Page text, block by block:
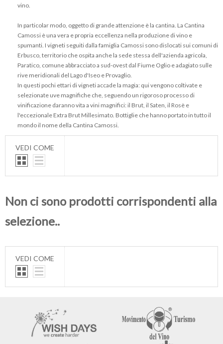
vino.
In particolar modo, oggetto di grande attenzione è la cantina. La Cantina
Camossi è una vera e propria eccellenza nella produzione di vino e
spumanti. I vigneti seguiti dalla famiglia Camossi sono dislocati sui comuni di
Erbusco, territorio che ospita anche la sede stessa dell'azienda agricola,
Paratico, comune abbracciato a sud-ovest dal Fiume Oglio e adagiato sulle
rive meridionali del Lago d'Iseo e Provaglio.
In questi pochi ettari di vigneti accade la magia: qui vengono coltivate e
selezionate uve magnifiche che, seguendo un rigoroso processo di
vinificazione daranno vita a vini magnifici: il Brut, il Saten, il Rosè e
l'eccezionale Extra Brut Millesimato. Bottiglie che hanno portato in tutto il
mondo il nome della Cantina Camossi.
VEDI COME
Non ci sono prodotti corrispondenti alla
selezione..
VEDI COME